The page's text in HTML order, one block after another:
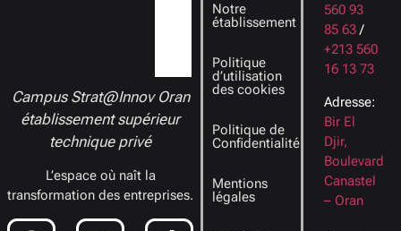
Campus Strat@Innov Oran
établissement supérieur
technique privé
L’espace où naît la
transformation des entreprises.
560 93
85 63/
+213 560
16 13 73
Adresse:
Bir El
Djir,
Boulevard
Canastel
– Oran
Notre
établissement
Politique
d’utilisation
des cookies
Politique de
Confidentialité
Mentions
légales